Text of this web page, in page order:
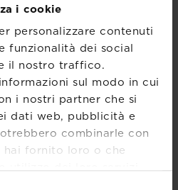
i cookie
personalizzare contenuti
funzionalità dei social
il nostro traffico.
sul modo in cui
i nostri partner che si
dati web, pubblicità e
combinarle con
fornito loro o che
utilizzo dei loro servizi.
MINERALE
(2) NF U 42-
di cui il 4%
di verdure e
ottenute per
e
(P205) totale
totale (K2O)